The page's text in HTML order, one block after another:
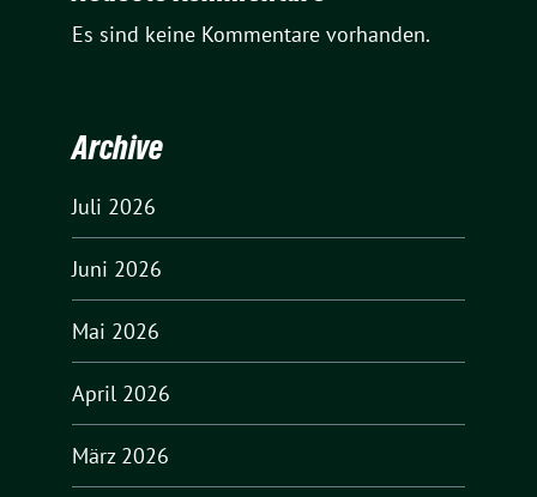
Es sind keine Kommentare vorhanden.
Archive
Juli 2026
Juni 2026
Mai 2026
April 2026
März 2026